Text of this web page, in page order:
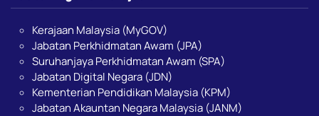
Kerajaan Malaysia (MyGOV)
Jabatan Perkhidmatan Awam (JPA)
Suruhanjaya Perkhidmatan Awam (SPA)
Jabatan Digital Negara (JDN)
Kementerian Pendidikan Malaysia (KPM)
Jabatan Akauntan Negara Malaysia (JANM)